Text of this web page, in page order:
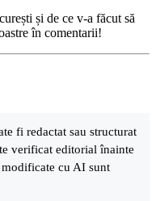
și de ce v-a făcut să
în comentarii!
fi redactat sau structurat
verificat editorial înainte
cu AI sunt